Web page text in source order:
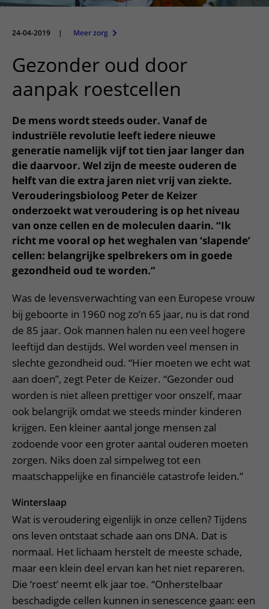
Onderzoeken en diagnostiek
Bloedprikken
Wachttijden
Wijzigen patiëntgegevens
Mijn UMC Utrecht patiëntportaal
Faciliteiten en voorzieningen
Bezoekregels
Parkeren
Wegwijs in het ziekenhuis
Contact met verpleegafdeling
Het Wilhelmina Kinderziekenhuis
Diagnostiek aanvragen
Zorgverlenersportaal
Onderwijs
Werken bij het UMC Utrecht
24-04-2019 | Meer zorg
Gezonder oud door
aanpak roestcellen
De mens wordt steeds ouder. Vanaf de
industriële revolutie leeft iedere nieuwe
generatie namelijk vijf tot tien jaar langer dan
die daarvoor. Wel zijn de meeste ouderen de
helft van die extra jaren niet vrij van ziekte.
Verouderingsbioloog Peter de Keizer
onderzoekt wat veroudering is op het niveau
van onze cellen en de moleculen daarin. “Ik
richt me vooral op het weghalen van ‘slapende’
cellen: belangrijke spelbrekers om in goede
gezondheid oud te worden.”
Was de levensverwachting van een Europese vrouw
bij geboorte in 1960 nog zo’n 65 jaar, nu is dat rond
de 85 jaar. Ook mannen halen nu een veel hogere
leeftijd dan destijds. Wel worden veel mensen in
slechte gezondheid oud. “Hier moeten we echt wat
aan doen”, zegt Peter de Keizer. “Gezonder oud
worden is niet alleen prettiger voor onszelf, maar
ook belangrijk omdat we steeds minder kinderen
krijgen. Een kleiner aantal jonge mensen zal
zodoende voor een groter aantal ouderen moeten
zorgen. Niks doen zal simpelweg tot een
maatschappelijke en financiële catastrofe leiden.”
Winterslaap
Wat is veroudering eigenlijk in onze cellen? Tijdens
ons leven ontstaat schade aan ons DNA. Dat is
normaal. Het lichaam herstelt de meeste schade,
maar een klein deel ervan kan het niet repareren.
Die ‘roest’ neemt elk jaar toe. “Onherstelbaar
beschadigde cellen kunnen in senescence gaan: een